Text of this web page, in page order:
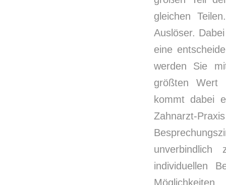
gleichen
Auslöser.
eine
werden Sie
größten Wert
kommt dabei
Zahnarzt-
individuellen